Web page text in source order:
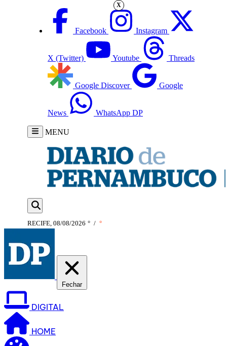
Facebook Instagram
X (Twitter) Youtube Threads
Google Discover Google
News WhatsApp DP
MENU
RECIFE, 08/08/2026 ° / °
Fechar
DIGITAL
HOME
X